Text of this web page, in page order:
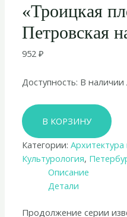
«Троицкая
Петровская
952₽
Доступность: В наличии
Количество
товара
Валентин
Привалов
«Троицкая
площадь
В КОРЗИНУ
Категории:
Культурология,
Описание
Детали
Продолжение серии